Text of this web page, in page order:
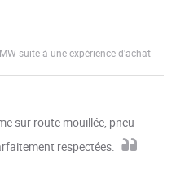
suite à une expérience d'achat
sur route mouillée, pneu
respectées.